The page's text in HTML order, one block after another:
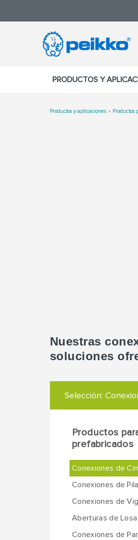
PRODUCTOS Y
Productos y aplicaciones Productos
Nuestras
soluciones
Selección:
Productos
prefabricados
Conexiones de
Conexiones de
Conexiones de
Aberturas de Losa
Conexiones de